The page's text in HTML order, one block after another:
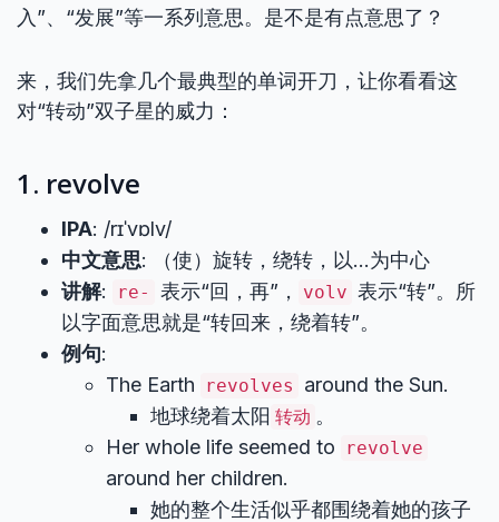
入”、“发展”等一系列意思。是不是有点意思了？
来，我们先拿几个最典型的单词开刀，让你看看这
对“转动”双子星的威力：
1. revolve
IPA: /rɪˈvɒlv/
中文意思: （使）旋转，绕转，以…为中心
讲解: re- 表示“回，再”， volv 表示“转”。所
以字面意思就是“转回来，绕着转”。
例句:
The Earth
revolves
around the Sun.
地球绕着太阳 转动 。
Her whole life seemed to
revolve
around her children.
她的整个生活似乎都围绕着她的孩子